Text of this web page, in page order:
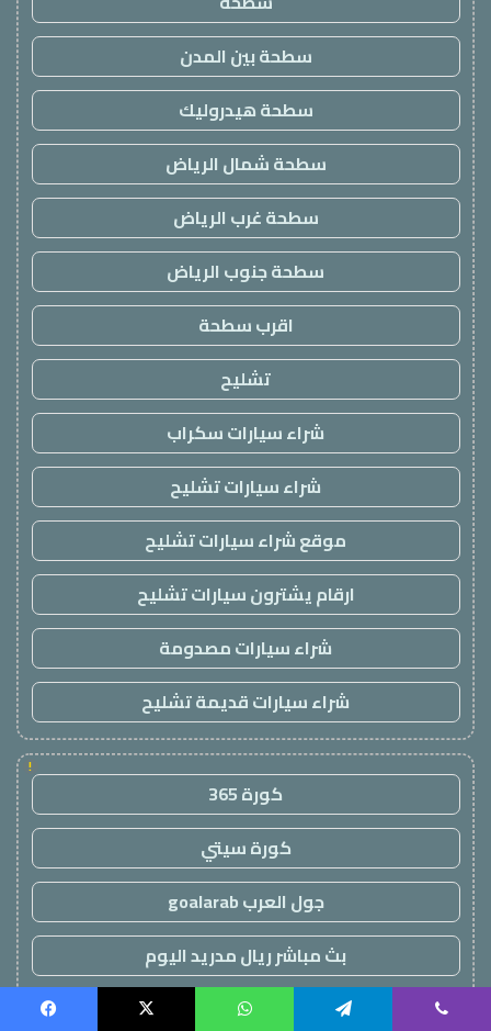
سطحة بين المدن
سطحة هيدروليك
سطحة شمال الرياض
سطحة غرب الرياض
سطحة جنوب الرياض
اقرب سطحة
تشليح
شراء سيارات سكراب
شراء سيارات تشليح
موقع شراء سيارات تشليح
ارقام يشترون سيارات تشليح
شراء سيارات مصدومة
شراء سيارات قديمة تشليح
!
كورة 365
كورة سيتي
جول العرب goalarab
بث مباشر ريال مدريد اليوم
يلا لايف